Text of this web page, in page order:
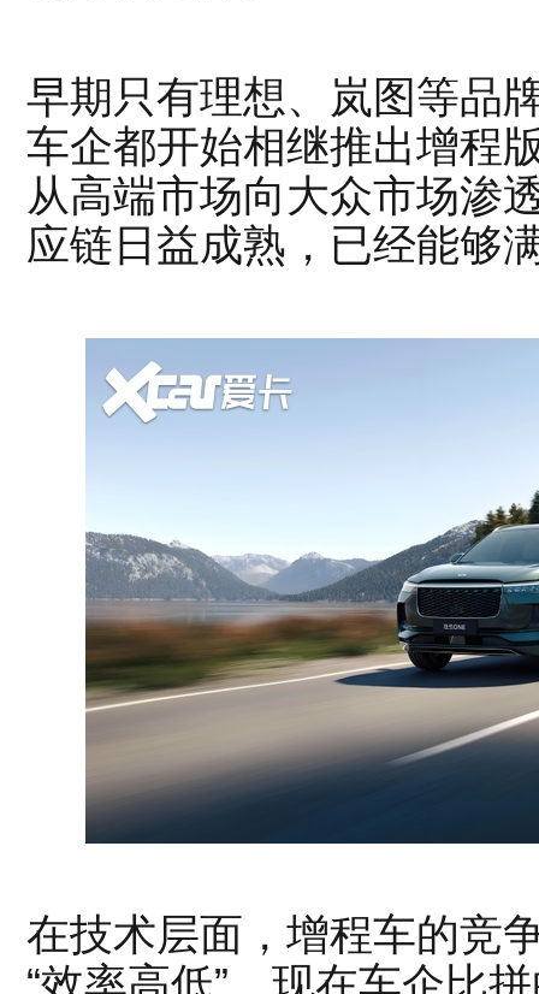
早期只有理想、岚图等品
车企都开始相继推出增程
从高端市场向大众市场渗
应链日益成熟，已经能够
在技术层面，增程车的竞
“效率高低”。现在车企比